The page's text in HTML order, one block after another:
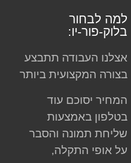
למה לבחור
בלוק-פור-יו:
אצלנו העבודה תתבצע
בצורה המקצועית ביותר
המחיר יסוכם עוד
בטלפון באמצעות
שליחת תמונה והסבר
על אופי התקלה,